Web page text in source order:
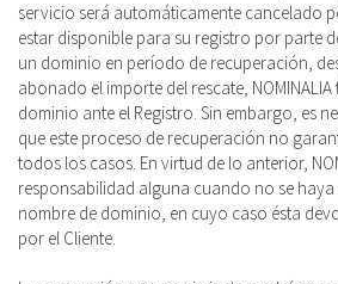
servicio será automáticamente cancelado
estar disponible para su registro por parte
un dominio en período de recuperación,
abonado el importe del rescate,
dominio ante el Registro. Sin embargo, es
que este proceso de recuperación no
todos los casos. En virtud de lo anterior,
responsabilidad alguna cuando no se
nombre de dominio, en cuyo caso ésta
por el Cliente.